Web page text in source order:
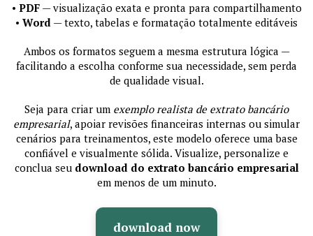
• PDF— visualização exata e pronta para compartilhamento
• Word — texto, tabelas e formatação totalmente editáveis
Ambos os formatos seguem a mesma estrutura lógica —
facilitando a escolha conforme sua necessidade, sem perda
de qualidade visual.
Seja para criar um exemplo realista de extrato bancário
empresarial, apoiar revisões financeiras internas ou simular
cenários para treinamentos, este modelo oferece uma base
confiável e visualmente sólida. Visualize, personalize e
conclua seu download do extrato bancário empresarial
em menos de um minuto.
download now